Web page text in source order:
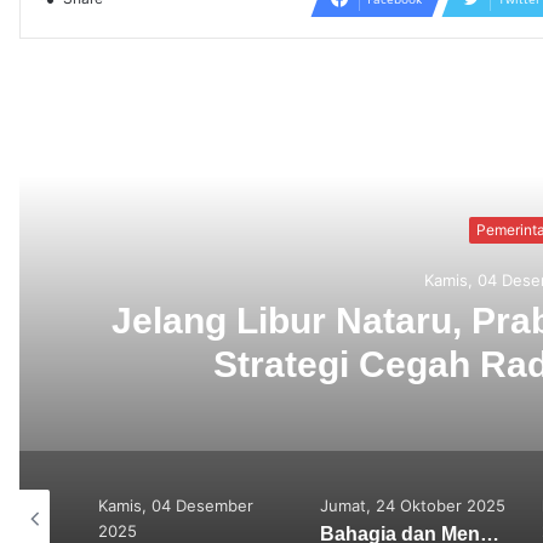
Bahagia dan
Jumat, 24 Oktober 2025
Minggu, 10 Agustus
2025